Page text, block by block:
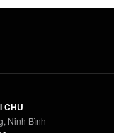
CHU
Ninh Bình